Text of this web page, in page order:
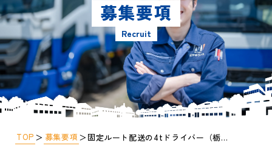
募集要項
Recruit
TOP ＞ 募集要項 ＞ 固定ルート配送の4tドライバー（栃木県小山市）